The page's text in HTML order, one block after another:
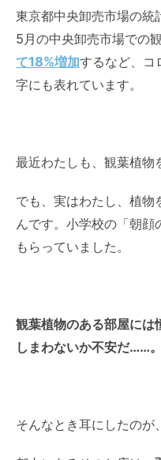
東京都中央卸売市場の
5月の中央卸売市場での
て18%増加するなど、コ
字にも表れています。
最近わたしも、観葉植物
でも、実はわたし、植物
んです。小学校の「朝顔
もらっていました。
観葉植物のある部屋には
しまわないか不安だ……。
そんなとき耳にしたのが